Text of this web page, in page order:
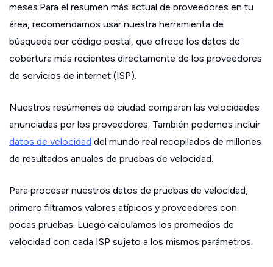
meses.Para el resumen más actual de proveedores en tu
área, recomendamos usar nuestra herramienta de
búsqueda por código postal, que ofrece los datos de
cobertura más recientes directamente de los proveedores
de servicios de internet (ISP).
Nuestros resúmenes de ciudad comparan las velocidades
anunciadas por los proveedores. También podemos incluir
datos de velocidad del mundo real recopilados de millones
de resultados anuales de pruebas de velocidad.
Para procesar nuestros datos de pruebas de velocidad,
primero filtramos valores atípicos y proveedores con
pocas pruebas. Luego calculamos los promedios de
velocidad con cada ISP sujeto a los mismos parámetros.